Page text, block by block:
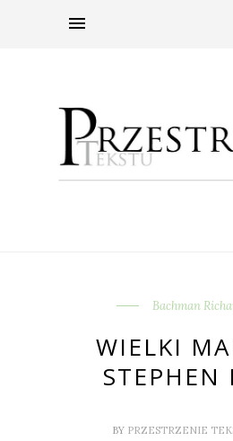
Bachman
WIELKI
STEPHEN
BY PRZESTRZENIE